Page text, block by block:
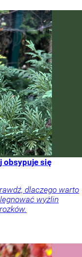
obsypuje się
dlaczego warto
wyżlin